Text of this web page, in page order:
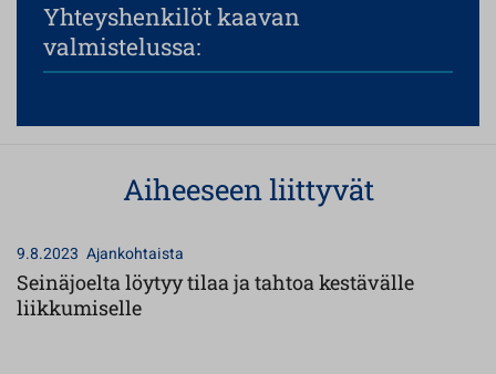
Yhteyshenkilöt kaavan
valmistelussa:
Aiheeseen liittyvät
9.8.2023 Ajankohtaista
Seinäjoelta löytyy tilaa ja tahtoa kestävälle
liikkumiselle